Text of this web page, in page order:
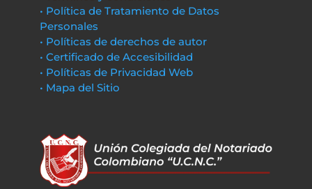
• Política de Tratamiento de Datos
Personales
• Políticas de derechos de autor
• Certificado de Accesibilidad
• Políticas de Privacidad Web
• Mapa del Sitio